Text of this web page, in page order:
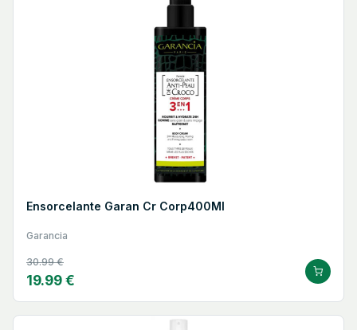
Ensorcelante Garan Cr Corp400Ml
Garancia
30.99 €
19.99 €